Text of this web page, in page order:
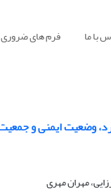
با ما فرم های ضروری
مهران مهری